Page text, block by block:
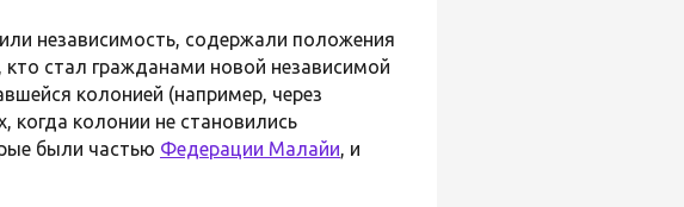
независимость, содержали положения
кто стал гражданами новой независимой
колонией (например, через
когда колонии не становились
были частью Федерации Малайи, и